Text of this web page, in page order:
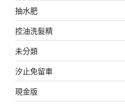
抽水肥
控油洗髮精
未分類
汐止免留車
現金版